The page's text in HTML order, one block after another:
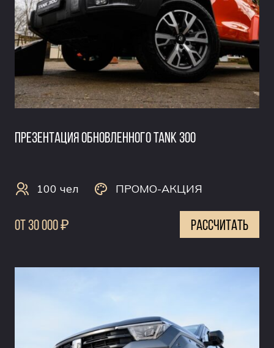
ПРЕЗЕНТАЦИЯ ОБНОВЛЕННОГО TANK 300
100 чел ПРОМО-АКЦИЯ
0т 30 000 ₽ рассчитать